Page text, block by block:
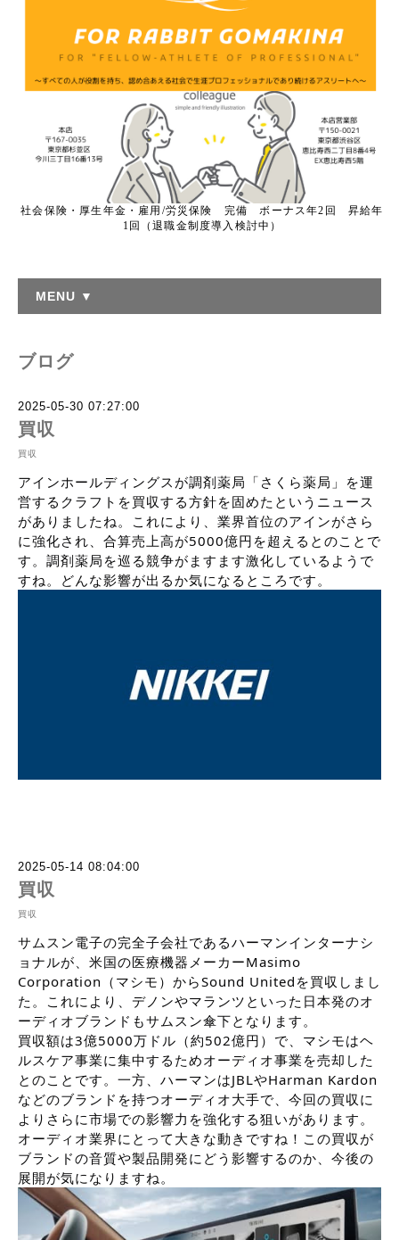
社会保険・厚生年金・雇用/労災保険 完備 ボーナス年2回 昇給年
1回（退職金制度導入検討中）
MENU ▼
ブログ
2025-05-30 07:27:00
買収
買収
アインホールディングスが調剤薬局「さくら薬局」を運
営するクラフトを買収する方針を固めたというニュース
がありましたね。これにより、業界首位のアインがさら
に強化され、合算売上高が5000億円を超えるとのことで
す。調剤薬局を巡る競争がますます激化しているようで
すね。どんな影響が出るか気になるところです。
2025-05-14 08:04:00
買収
買収
サムスン電子の完全子会社であるハーマンインターナシ
ョナルが、米国の医療機器メーカーMasimo
Corporation（マシモ）からSound Unitedを買収しまし
た。これにより、デノンやマランツといった日本発のオ
ーディオブランドもサムスン傘下となります。
買収額は3億5000万ドル（約502億円）で、マシモはヘ
ルスケア事業に集中するためオーディオ事業を売却した
とのことです。一方、ハーマンはJBLやHarman Kardon
などのブランドを持つオーディオ大手で、今回の買収に
よりさらに市場での影響力を強化する狙いがあります。
オーディオ業界にとって大きな動きですね！この買収が
ブランドの音質や製品開発にどう影響するのか、今後の
展開が気になりますね。